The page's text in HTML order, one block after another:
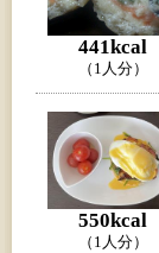
441kcal
（1人分）
550kcal
（1人分）